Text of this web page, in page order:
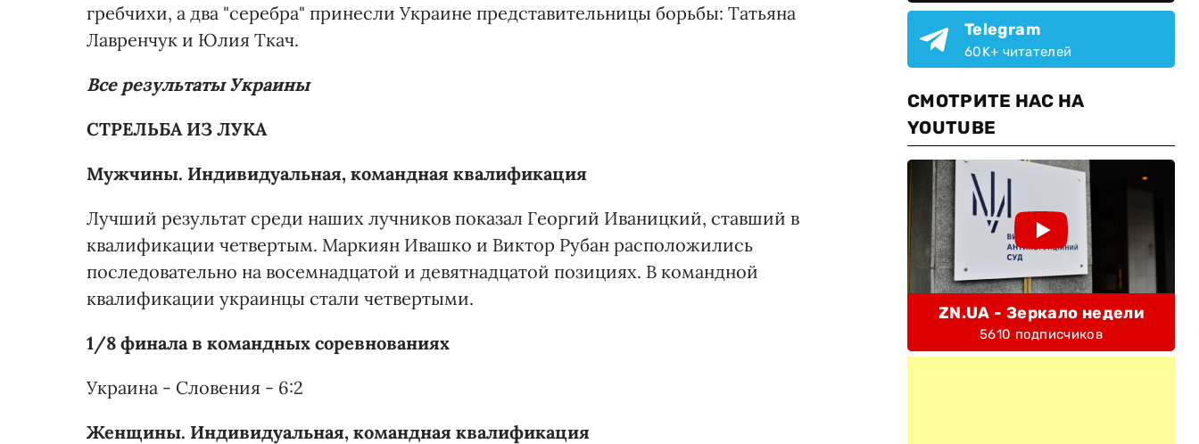
гребчихи, а два "серебра" принесли Украине представительницы борьбы: Татьяна
Лавренчук и Юлия Ткач.
Все результаты Украины
СТРЕЛЬБА ИЗ ЛУКА
Мужчины. Индивидуальная, командная квалификация
Лучший результат среди наших лучников показал Георгий Иваницкий, ставший в
квалификации четвертым. Маркиян Ивашко и Виктор Рубан расположились
последовательно на восемнадцатой и девятнадцатой позициях. В командной
квалификации украинцы стали четвертыми.
1/8 финала в командных соревнованиях
Украина - Словения - 6:2
Женщины. Индивидуальная, командная квалификация
Telegram
60K+ читателей
СМОТРИТЕ НАС НА
YOUTUBE
ZN.UA - Зеркало недели
5610 подписчиков